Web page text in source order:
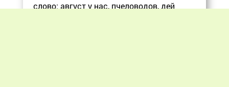
слово: август у нас, пчеловодов, дей